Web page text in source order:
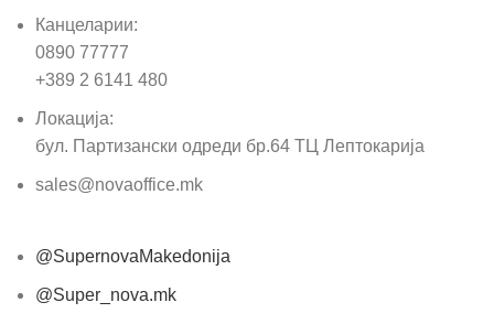
Канцеларии:
0890 77777
+389 2 6141 480
Локација:
бул. Партизански одреди бр.64 ТЦ Лептокарија
sales@novaoffice.mk
@SupernovaMakedonija
@Super_nova.mk